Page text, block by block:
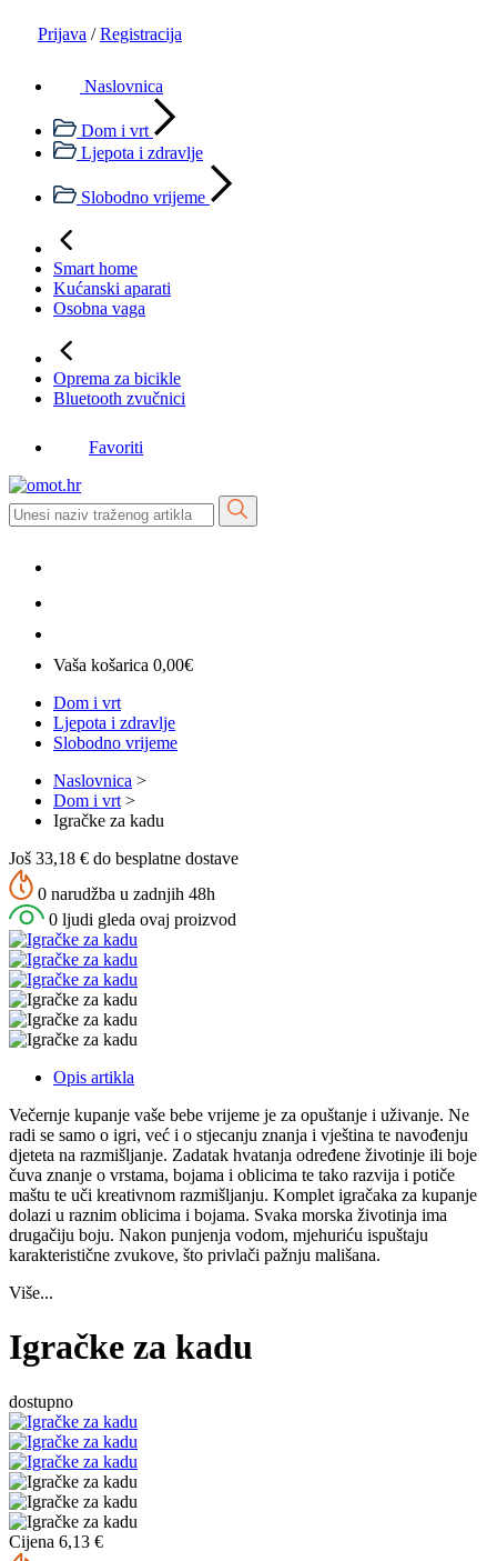
Prijava / Registracija
Naslovnica
Dom i vrt
Ljepota i zdravlje
Slobodno vrijeme
Smart home
Kućanski aparati
Osobna vaga
Oprema za bicikle
Bluetooth zvučnici
Favoriti
Vaša košarica 0,00€
Dom i vrt
Ljepota i zdravlje
Slobodno vrijeme
Naslovnica >
Dom i vrt >
Igračke za kadu
Još 33,18 € do besplatne dostave
0 narudžba u zadnjih 48h
0 ljudi gleda ovaj proizvod
Opis artikla
Večernje kupanje vaše bebe vrijeme je za opuštanje i uživanje. Ne
radi se samo o igri, već i o stjecanju znanja i vještina te navođenju
djeteta na razmišljanje. Zadatak hvatanja određene životinje ili boje
čuva znanje o vrstama, bojama i oblicima te tako razvija i potiče
maštu te uči kreativnom razmišljanju. Komplet igračaka za kupanje
dolazi u raznim oblicima i bojama. Svaka morska životinja ima
drugačiju boju. Nakon punjenja vodom, mjehuriću ispuštaju
karakteristične zvukove, što privlači pažnju mališana.
Više...
Igračke za kadu
dostupno
Cijena 6,13 €